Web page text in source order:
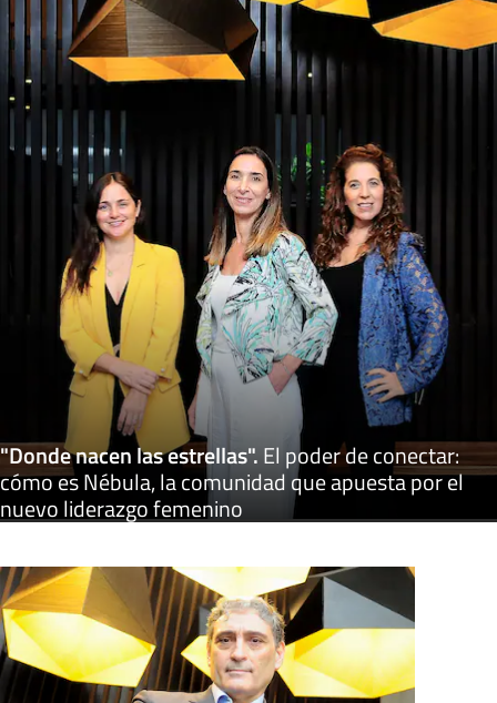
"Donde nacen las estrellas".El poder de conectar:
cómo es Nébula, la comunidad que apuesta por el
nuevo liderazgo femenino